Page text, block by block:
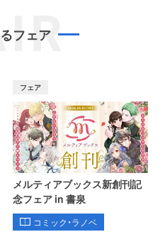
フェア
フェア
メルティアブックス新創刊記
念フェア in 書泉
コミック・ラノベ